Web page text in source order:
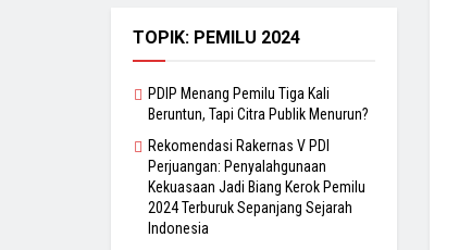
TOPIK: PEMILU 2024
PDIP Menang Pemilu Tiga Kali
Beruntun, Tapi Citra Publik Menurun?
Rekomendasi Rakernas V PDI
Perjuangan: Penyalahgunaan
Kekuasaan Jadi Biang Kerok Pemilu
2024 Terburuk Sepanjang Sejarah
Indonesia